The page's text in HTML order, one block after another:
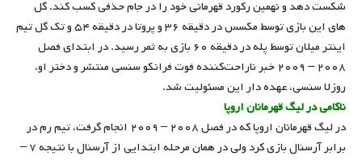
شکست دهد و نهمین رکورد قهرمانی خود را در جام حذفی کسب کند. گل
های این بازی توسط مکسس در دقیقه ۳۶ و پروتا در دقیقه ۵۴ و تک گل تیم
اینتر میلان توسط پله در دقیقه ۶۰ بازی به ثمر رسید. در ابتدای فصل
۲۰۰۸ – ۲۰۰۹ خبر ناراحت‌کننده فوت فرانکو سنسی منتشر و دختر او،
روزلا سنسی، عهده‌ دار این مسئولیت شد.
ناکامی در لیگ قهرمانان اروپا
در لیگ قهرمانان اروپا که در فصل ۲۰۰۸ – ۲۰۰۹ انجام گرفت، تیم رم در
برابر آرسنال بازی کرد ولی در همان مرحله ابتدایی از آرسنال با نتیجه ۷ –